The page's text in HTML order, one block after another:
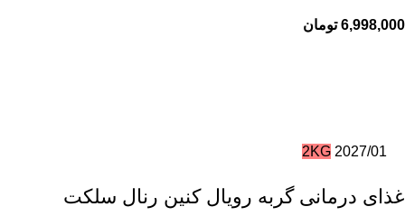
6,998,000 تومان
2027/01
2KG
غذای درمانی گربه رویال کنین رنال سلکت